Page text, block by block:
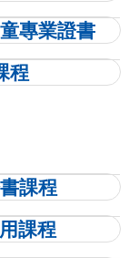
專業證書
程
課程
課程